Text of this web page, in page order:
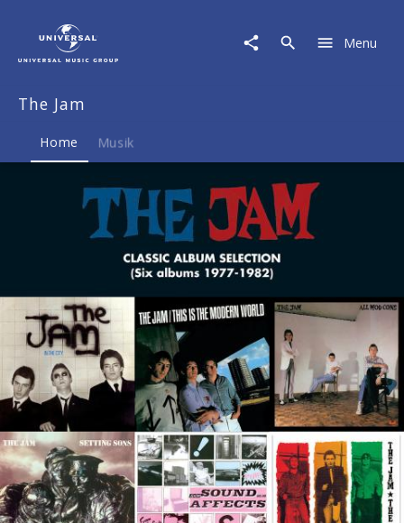
Musik
Merch
Menu
The Jam
Home Musik